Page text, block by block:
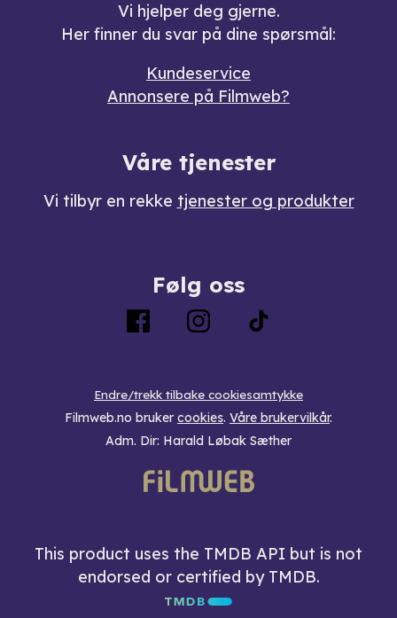
Vi hjelper deg gjerne.
Her finner du svar på dine spørsmål:
Kundeservice
Annonsere på Filmweb?
Våre tjenester
Vi tilbyr en rekke tjenester og produkter
Følg oss
Endre/trekk tilbake cookiesamtykke
Filmweb.no bruker cookies. Våre brukervilkår.
Adm. Dir: Harald Løbak Sæther
This product uses the TMDB API but is not
endorsed or certified by TMDB.